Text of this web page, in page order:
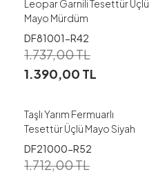
Leopar Garnili Tesettür Üçlü
Mayo Mürdüm
DF81001-R42
1.737,00TL
1.390,00 TL
38-40
Taşlı Yarım Fermuarlı
Tesettür Üçlü Mayo Siyah
DF21000-R52
1.712,00TL